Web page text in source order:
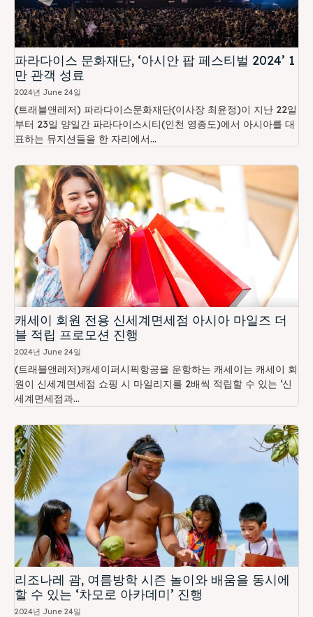
파라다이스 문화재단, ‘아시안 팝 페스티벌 2024’ 1
만 관객 성료
2024년 June 24일
(트래블앤레저) 파라다이스문화재단(이사장 최윤정)이 지난 22일
부터 23일 양일간 파라다이스시티(인천 영종도)에서 아시아를 대
표하는 뮤지션들을 한 자리에서...
캐세이 회원 전용 신세계면세점 아시아 마일즈 더
블 적립 프로모션 진행
2024년 June 24일
(트래블앤레저)캐세이퍼시픽항공을 운항하는 캐세이는 캐세이 회
원이 신세계면세점 쇼핑 시 마일리지를 2배씩 적립할 수 있는 ‘신
세계면세점과...
리조나레 괌, 여름방학 시즌 놀이와 배움을 동시에
할 수 있는 ‘차모로 아카데미’ 진행
2024년 June 24일